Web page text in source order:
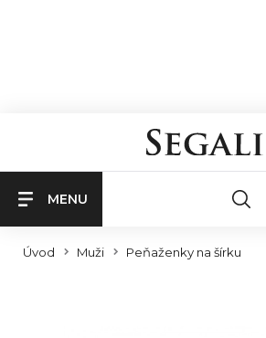
MENU
Úvod Muži Peňaženky na šírku